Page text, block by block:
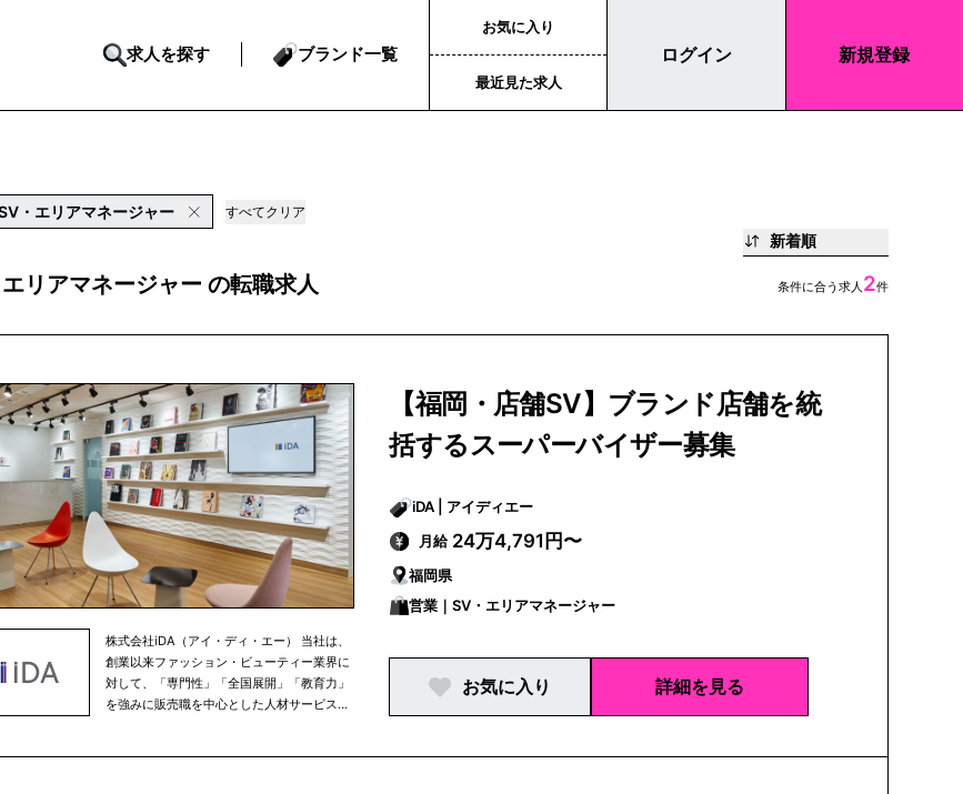
求人を探す ブランド一覧
お気に入り
最近見た求人
ログイン 新規登録
・エリアマネージャー すべてクリア
新着順
リアマネージャー の転職求人 条件に合う求人 2件
株式会社iDA（アイ・ディ・エー） 当社は、
創業以来ファッション・ビューティー業界に
対して、「専門性」「全国展開」「教育力」
を強みに販売職を中心とした人材サービスを
【福岡・店舗SV】ブランド店舗を統
括するスーパーバイザー募集
iDA | アイディエー
月給 24万4,791円〜
福岡県
営業｜SV・エリアマネージャー
お気に入り 詳細を見る